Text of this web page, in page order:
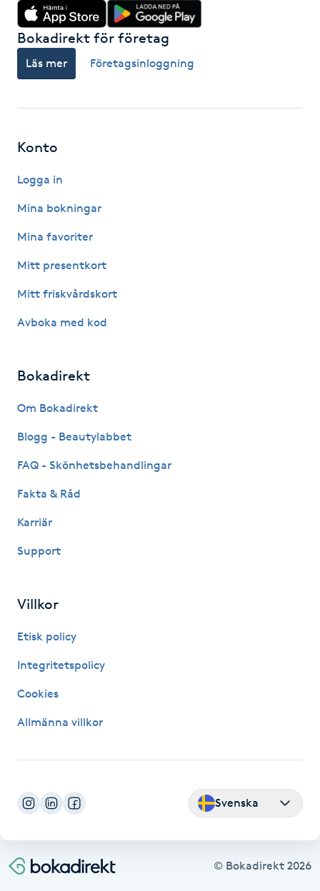
Hudföryngring
Huduppstramning
Hyaluronsyra
Hyperhidros
Hårborttagning
Hårbottenbehandling
Hårvård
Hälsprickor
Idrottsmassage
IPL
IPL hårborttagning
IR-massage
Japansk massage
Katun fransar
Keratinbehandling
Bokadirekt för företag
Läs mer Företagsinloggning
Konto
Logga in
Mina bokningar
Mina favoriter
Mitt presentkort
Mitt friskvårdskort
Avboka med kod
Bokadirekt
Om Bokadirekt
Blogg - Beautylabbet
FAQ - Skönhetsbehandlingar
Fakta & Råd
Karriär
Support
Villkor
Etisk policy
Integritetspolicy
Cookies
Allmänna villkor
Svenska
© Bokadirekt 2026